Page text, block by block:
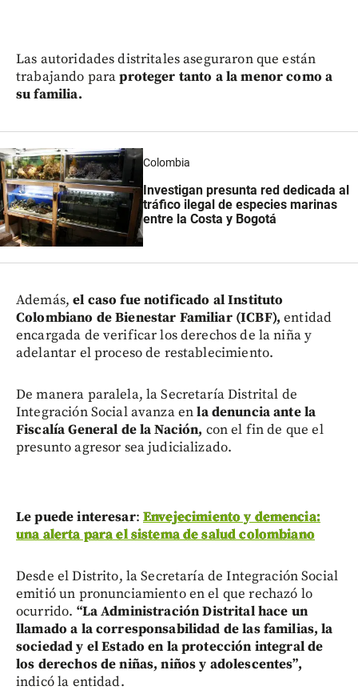
Las autoridades distritales aseguraron que están
trabajando paraproteger tanto a la menor como a
su familia.
Colombia
Investigan presunta red dedicada al
tráfico ilegal de especies marinas
entre la Costa y Bogotá
Además, el caso fue notificado al Instituto
Colombiano de Bienestar Familiar (ICBF), entidad
encargada de verificar los derechos de la niña y
adelantar el proceso de restablecimiento.
De manera paralela, la Secretaría Distrital de
Integración Social avanza enla denuncia ante la
Fiscalía General de la Nación, con el fin de que el
presunto agresor sea judicializado.
Le puede interesar:Envejecimiento y demencia:
una alerta para el sistema de salud colombiano
Desde el Distrito, la Secretaría de Integración Social
emitió un pronunciamiento en el que rechazó lo
ocurrido. “La Administración Distrital hace un
llamado a la corresponsabilidad de las familias, la
sociedad y el Estado en la protección integral de
los derechos de niñas, niños y adolescentes”,
indicó la entidad.